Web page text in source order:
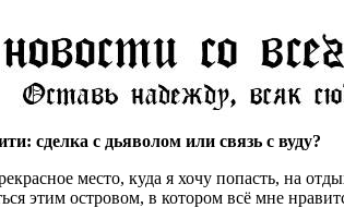
сделка с дьяволом или связь с вуду?
место, куда я хочу попасть, на
этим островом, в котором всё мне